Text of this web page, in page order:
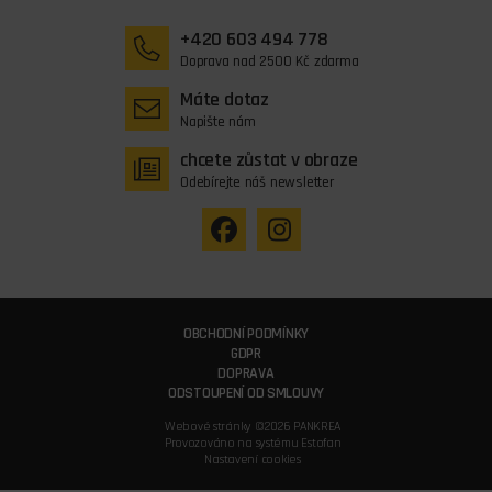
+420 603 494 778
Doprava nad 2500 Kč zdarma
Máte dotaz
Napište nám
chcete zůstat v obraze
Odebírejte náš newsletter
OBCHODNÍ PODMÍNKY
GDPR
DOPRAVA
ODSTOUPENÍ OD SMLOUVY
Webové stránky ©2026 PANKREA
Provozováno na systému Estofan
Nastavení cookies